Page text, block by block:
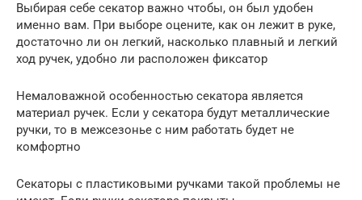
Выбирая себе секатор важно чтобы, он был удобен
именно вам. При выборе оцените, как он лежит в руке,
достаточно ли он легкий, насколько плавный и легкий
ход ручек, удобно ли расположен фиксатор
Немаловажной особенностью секатора является
материал ручек. Если у секатора будут металлические
ручки, то в межсезонье с ним работать будет не
комфортно
Секаторы с пластиковыми ручками такой проблемы не